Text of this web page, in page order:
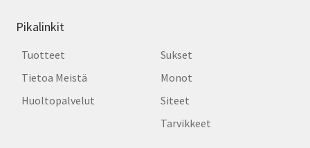
Pikalinkit
Tuotteet
Tietoa Meistä
Huoltopalvelut
Sukset
Monot
Siteet
Tarvikkeet